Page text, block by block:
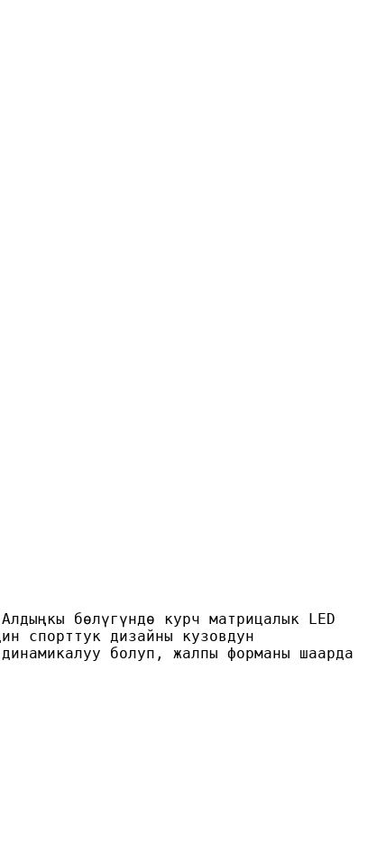
бөлүгүндө курч матрицалык LED
спорттук дизайны кузовдун
болуп, жалпы форманы шаарда